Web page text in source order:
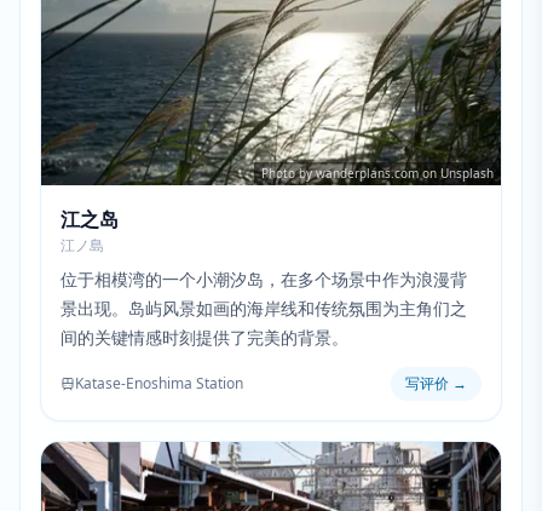
Photo by wanderplans.com on Unsplash
江之岛
江ノ島
位于相模湾的一个小潮汐岛，在多个场景中作为浪漫背
景出现。岛屿风景如画的海岸线和传统氛围为主角们之
间的关键情感时刻提供了完美的背景。
Katase-Enoshima Station 写评价 →